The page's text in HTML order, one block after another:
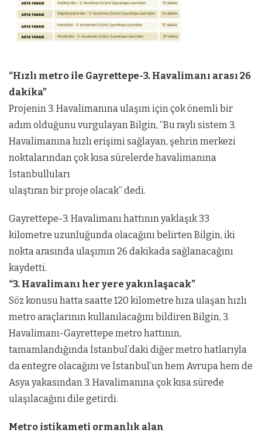
“Hızlı metro ile Gayrettepe-3. Havalimanı arası 26
dakika”
Projenin 3. Havalimanına ulaşım için çok önemli bir
adım olduğunu vurgulayan Bilgin, “Bu raylı sistem 3.
Havalimanına hızlı erişimi sağlayan, şehrin merkezi
noktalarından çok kısa sürelerde havalimanına
İstanbulluları
ulaştıran bir proje olacak” dedi.
Gayrettepe-3. Havalimanı hattının yaklaşık 33
kilometre uzunluğunda olacağını belirten Bilgin, iki
nokta arasında ulaşımın 26 dakikada sağlanacağını
kaydetti.
“3. Havalimanı her yere yakınlaşacak”
Söz konusu hatta saatte 120 kilometre hıza ulaşan hızlı
metro araçlarının kullanılacağını bildiren Bilgin, 3.
Havalimanı-Gayrettepe metro hattının,
tamamlandığında İstanbul’daki diğer metro hatlarıyla
da entegre olacağını ve İstanbul’un hem Avrupa hem de
Asya yakasından 3. Havalimanına çok kısa sürede
ulaşılacağını dile getirdi.
Metro istikameti ormanlık alan